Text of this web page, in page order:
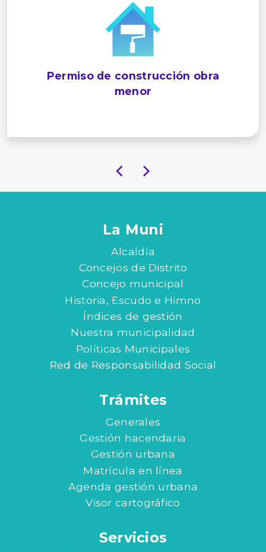
Permiso de construcción obra
menor
La Muni
Alcaldía
Concejos de Distrito
Concejo municipal
Historia, Escudo e Himno
Índices de gestión
Nuestra municipalidad
Políticas Municipales
Red de Responsabilidad Social
Trámites
Generales
Gestión hacendaria
Gestión urbana
Matrícula en línea
Agenda gestión urbana
Visor cartográfico
Servicios